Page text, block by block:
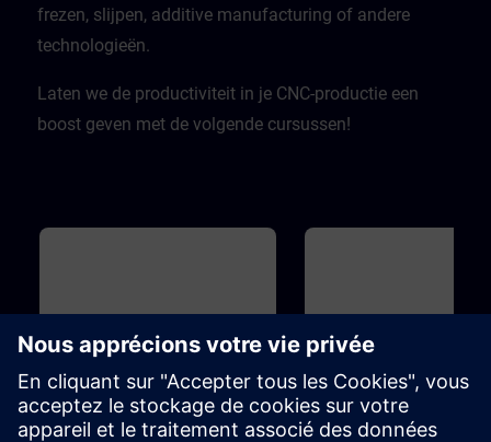
frezen, slijpen, additive manufacturing of andere
technologieën.
Laten we de productiviteit in je CNC-productie een
boost geven met de volgende cursussen!
Base 36m
SINUMERIK - Fundamental
Base
SINUMERIK - Part